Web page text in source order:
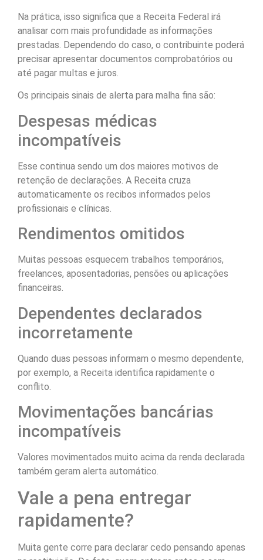
Na prática, isso significa que a Receita Federal irá
analisar com mais profundidade as informações
prestadas. Dependendo do caso, o contribuinte poderá
precisar apresentar documentos comprobatórios ou
até pagar multas e juros.
Os principais sinais de alerta para malha fina são:
Despesas médicas
incompatíveis
Esse continua sendo um dos maiores motivos de
retenção de declarações. A Receita cruza
automaticamente os recibos informados pelos
profissionais e clínicas.
Rendimentos omitidos
Muitas pessoas esquecem trabalhos temporários,
freelances, aposentadorias, pensões ou aplicações
financeiras.
Dependentes declarados
incorretamente
Quando duas pessoas informam o mesmo dependente,
por exemplo, a Receita identifica rapidamente o
conflito.
Movimentações bancárias
incompatíveis
Valores movimentados muito acima da renda declarada
também geram alerta automático.
Vale a pena entregar
rapidamente?
Muita gente corre para declarar cedo pensando apenas